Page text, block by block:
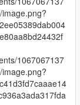
1067067137